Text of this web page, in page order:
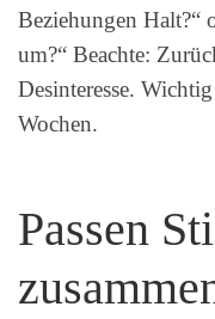
Beziehungen Halt?“
um?“ Beachte:
Desinteresse.
Wochen.
Passen